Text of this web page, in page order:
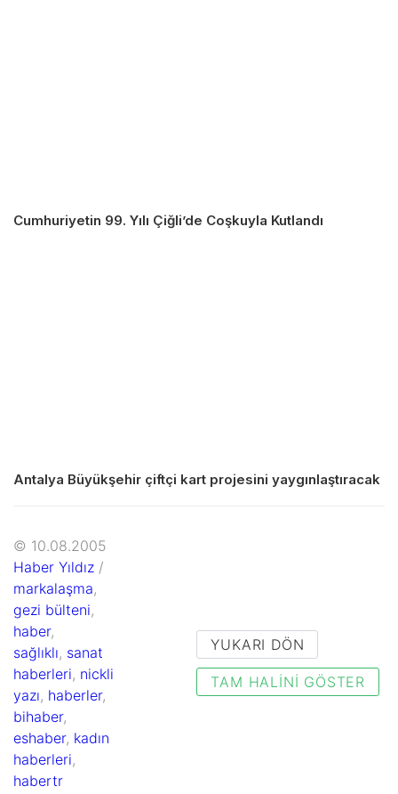
Cumhuriyetin 99. Yılı Çiğli’de Coşkuyla Kutlandı
Antalya Büyükşehir çiftçi kart projesini yaygınlaştıracak
© 10.08.2005
Haber Yıldız /
markalaşma,
gezi bülteni,
haber,
sağlıklı, sanat
haberleri, nickli
yazı, haberler,
bihaber,
eshaber, kadın
haberleri,
habertr
YUKARI DÖN
TAM HALINI GÖSTER